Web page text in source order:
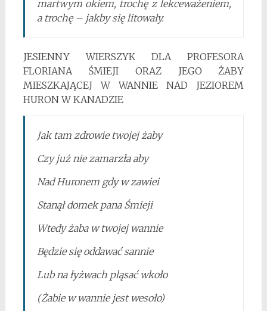
martwym okiem, trochę z lekceważeniem,
a trochę – jakby się litowały.
JESIENNY WIERSZYK DLA PROFESORA
FLORIANA ŚMIEJI ORAZ JEGO ŻABY
MIESZKAJĄCEJ W WANNIE NAD JEZIOREM
HURON W KANADZIE
Jak tam zdrowie twojej żaby
Czy już nie zamarzła aby
Nad Huronem gdy w zawiei
Stanął domek pana Śmieji
Wtedy żaba w twojej wannie
Będzie się oddawać sannie
Lub na łyżwach pląsać wkoło
(Żabie w wannie jest wesoło)